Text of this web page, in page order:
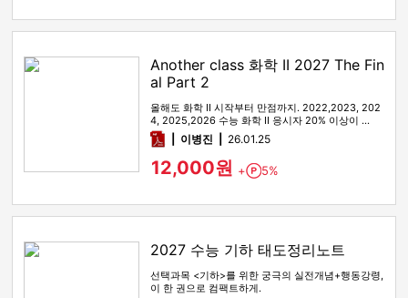
Another class 화학 II 2027 The Fin
al Part 2
올해도 화학 II 시작부터 만점까지. 2022,2023, 202
4, 2025,2026 수능 화학 II 응시자 20% 이상이 …
pdf이병진 26.01.25
12,000원 + Point
5%
2027 수능 기하 태도정리노트
선택과목 <기하>를 위한 궁극의 실전개념+행동강령,
이 한 권으로 컴팩트하게.